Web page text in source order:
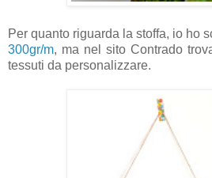
Per quanto riguarda la stoffa, io ho
300gr/m, ma nel sito Contrado
tessuti da personalizzare.